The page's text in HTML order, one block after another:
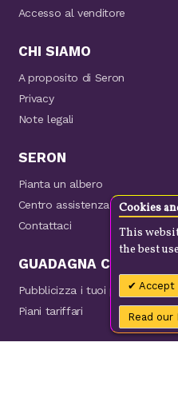
Cookies
This
the best
Accept
Read our
Accesso al venditore
CHI SIAMO
A proposito di Seron
Privacy
Note legali
SERON
Pianta un albero
Centro assistenza
Contattaci
GUADAGNA CON NOI
Pubblicizza i tuoi prodotti
Piani tariffari